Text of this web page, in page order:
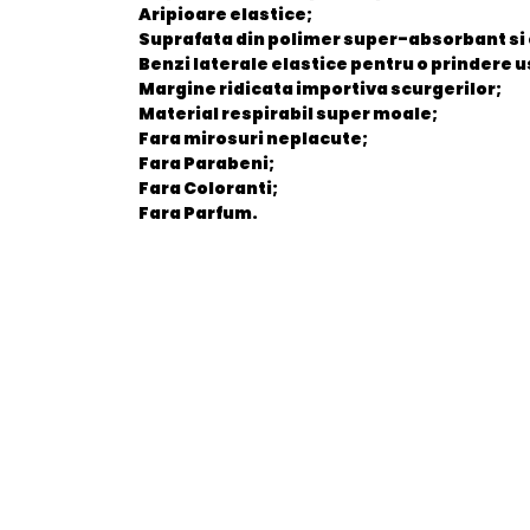
Aripioare elastice;
Suprafata din polimer super-absorbant si
Benzi laterale elastice pentru o prindere
Margine ridicata importiva scurgerilor;
Material respirabil super moale;
Fara mirosuri neplacute;
Fara Parabeni;
Fara Coloranti;
Fara Parfum.